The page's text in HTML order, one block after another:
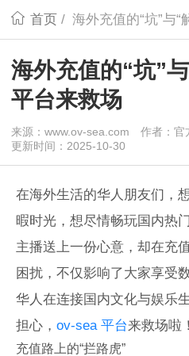
首页 / 海外充值的“坑”与
海外充值的“坑”
平台来救场
来源：www.ov-sea.com
作者：官
更新时间：2025-10-30
在海外生活的华人朋友们，
暇时光，想尽情畅玩国内热
主播送上一份心意，却在充
困扰，不仅影响了大家享受
华人在连接国内文化与娱乐
担心， ov-sea 平台来救场啦！
充值路上的“拦路虎”